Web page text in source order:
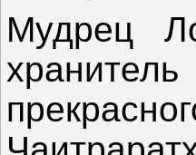
Мудрец